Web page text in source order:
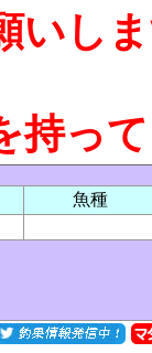
いし
持っ
魚種